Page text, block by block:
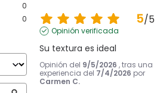
0
0 5/5
Opinión verificada
Su textura es ideal
Opinión del 9/5/2026 , tras una
experiencia del 7/4/2026 por
Carmen C.